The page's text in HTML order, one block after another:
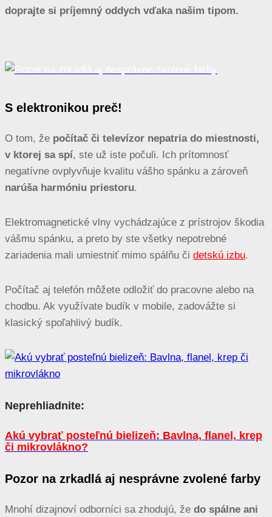
doprajte si príjemný oddych vďaka našim tipom.
S elektronikou preč!
O tom, že počítač či televízor nepatria do miestnosti,
v ktorej sa spí, ste už iste počuli. Ich prítomnosť
negatívne ovplyvňuje kvalitu vášho spánku a zároveň
narúša harmóniu priestoru.
Elektromagnetické vlny vychádzajúce z prístrojov škodia
vášmu spánku, a preto by ste všetky nepotrebné
zariadenia mali umiestniť mimo spálňu či detskú izbu.
Počítač aj telefón môžete odložiť do pracovne alebo na
chodbu. Ak využívate budík v mobile, zadovážte si
klasický spoľahlivý budík.
Neprehliadnite:
Akú vybrať posteľnú bielizeň: Bavlna, flanel, krep
či mikrovlákno?
Pozor na zrkadlá aj nesprávne zvolené farby
Mnohí dizajnoví odborníci sa zhodujú, že do spálne ani